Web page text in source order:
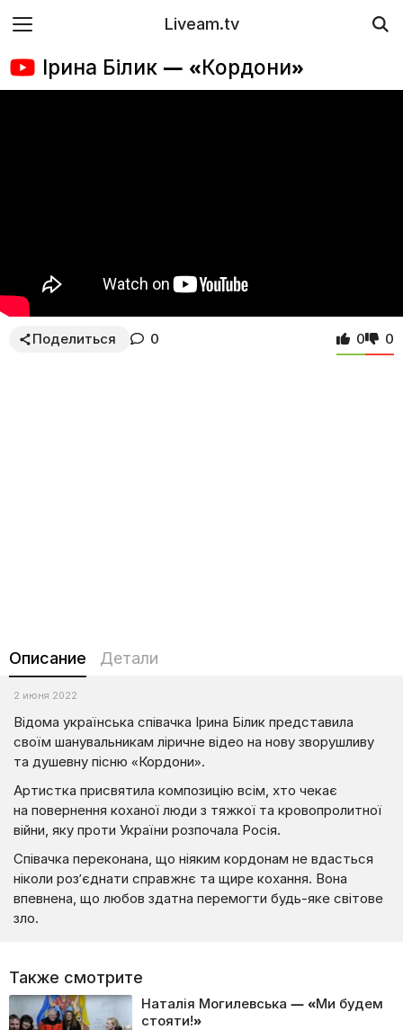
Liveam.tv
Ірина Білик — «Кордони»
Поделиться 0 0 0
Описание Детали
2 июня 2022
Відома українська співачка Ірина Білик представила
своїм шанувальникам ліричне відео на нову зворушливу
та душевну пісню «Кордони».
Артистка присвятила композицію всім, хто чекає
на повернення коханої люди з тяжкої та кровопролитної
війни, яку проти України розпочала Росія.
Співачка переконана, що ніяким кордонам не вдасться
ніколи роз’єднати справжнє та щире кохання. Вона
впевнена, що любов здатна перемогти будь-яке світове
зло.
Также смотрите
Наталія Могилевська — «Ми будем
стояти!»